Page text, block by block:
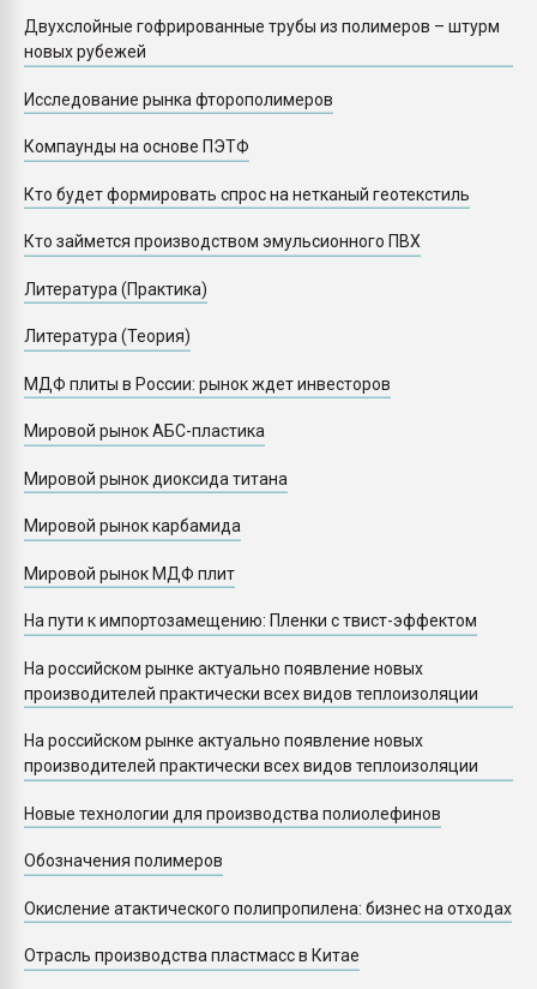
Двухслойные гофрированные трубы из полимеров – штурм
новых рубежей
Исследование рынка фторополимеров
Компаунды на основе ПЭТФ
Кто будет формировать спрос на нетканый геотекстиль
Кто займется производством эмульсионного ПВХ
Литература (Практика)
Литература (Теория)
МДФ плиты в России: рынок ждет инвесторов
Мировой рынок АБС-пластика
Мировой рынок диоксида титана
Мировой рынок карбамида
Мировой рынок МДФ плит
На пути к импортозамещению: Пленки с твист-эффектом
На российском рынке актуально появление новых
производителей практически всех видов теплоизоляции
На российском рынке актуально появление новых
производителей практически всех видов теплоизоляции
Новые технологии для производства полиолефинов
Обозначения полимеров
Окисление атактического полипропилена: бизнес на отходах
Отрасль производства пластмасс в Китае